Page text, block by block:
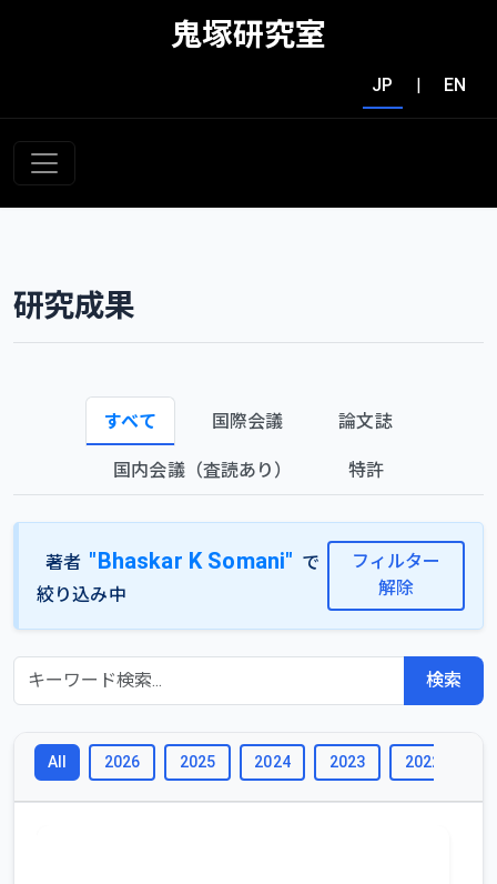
鬼塚研究室
JP | EN
研究成果
すべて 国際会議 論文誌
国内会議（査読あり） 特許
著者 "Bhaskar K Somani" で
絞り込み中
フィルター
解除
検索
All 2026 2025 2024 2023 2022